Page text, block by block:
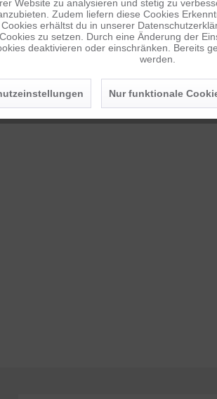
Zudem liefern diese Cookies
erhältst du in unserer
zu setzen. Durch eine Änderung der
deaktivieren oder einschränken. Bereits
werden.
Nur funktionale